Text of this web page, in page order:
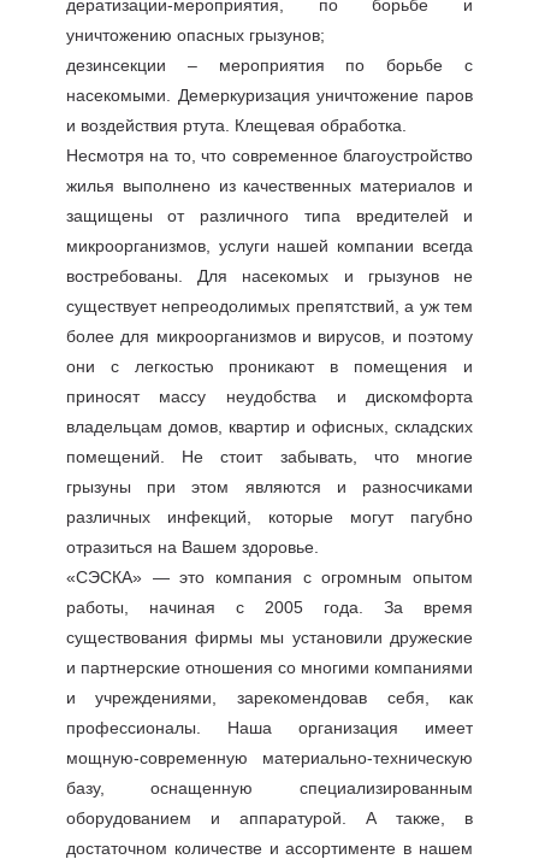
дератизации-мероприятия, по борьбе и
уничтожению опасных грызунов;
дезинсекции – мероприятия по борьбе с
насекомыми. Демеркуризация уничтожение паров
и воздействия ртута. Клещевая обработка.
Несмотря на то, что современное благоустройство
жилья выполнено из качественных материалов и
защищены от различного типа вредителей и
микроорганизмов, услуги нашей компании всегда
востребованы. Для насекомых и грызунов не
существует непреодолимых препятствий, а уж тем
более для микроорганизмов и вирусов, и поэтому
они с легкостью проникают в помещения и
приносят массу неудобства и дискомфорта
владельцам домов, квартир и офисных, складских
помещений. Не стоит забывать, что многие
грызуны при этом являются и разносчиками
различных инфекций, которые могут пагубно
отразиться на Вашем здоровье.
«СЭСКА» — это компания с огромным опытом
работы, начиная с 2005 года. За время
существования фирмы мы установили дружеские
и партнерские отношения со многими компаниями
и учреждениями, зарекомендовав себя, как
профессионалы. Наша организация имеет
мощную-современную материально-техническую
базу, оснащенную специализированным
оборудованием и аппаратурой. А также, в
достаточном количестве и ассортименте в нашем